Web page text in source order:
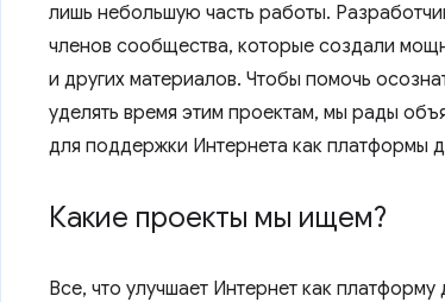
лишь небольшую часть работы.
членов сообщества, которые создали
и других материалов. Чтобы помочь
уделять время этим проектам, мы рады
для поддержки Интернета как платформы
Какие проекты мы ищем?
Все, что улучшает Интернет как